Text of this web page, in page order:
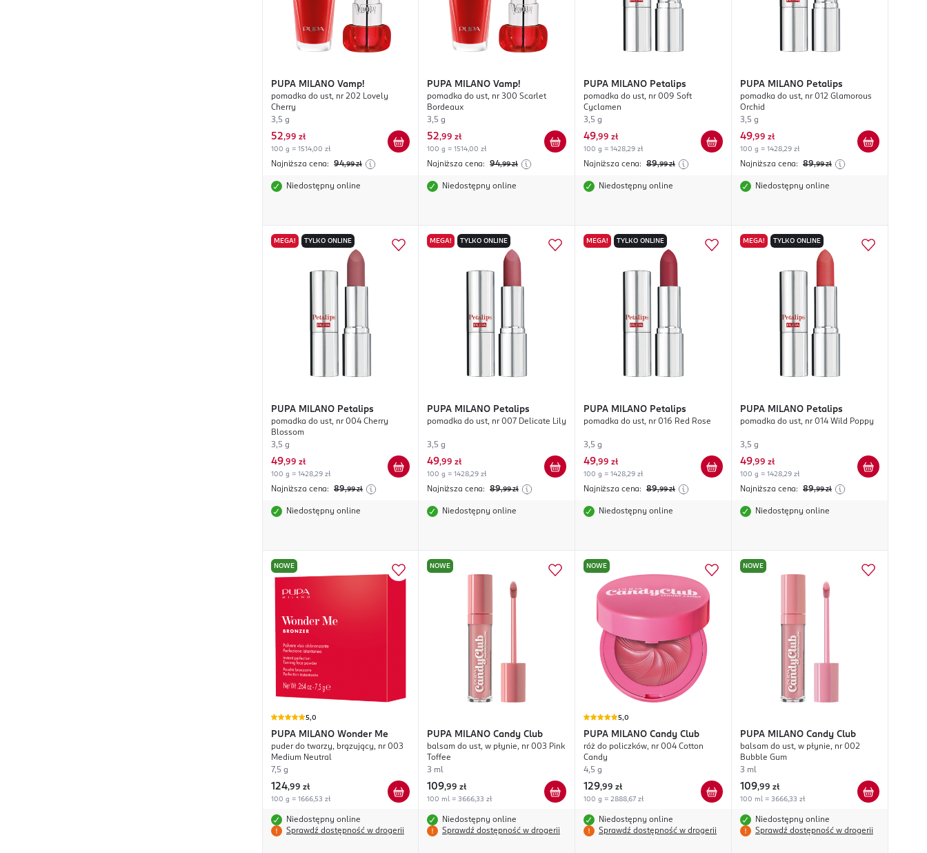
PUPA MILANO Vamp!
pomadka do ust, nr 202 Lovely
Cherry
3,5 g
52,99 zł
100 g = 1514,00 zł
Najniższa cena: 94,99 zł
Niedostępny online
PUPA MILANO Vamp!
pomadka do ust, nr 300 Scarlet
Bordeaux
3,5 g
52,99 zł
100 g = 1514,00 zł
Najniższa cena: 94,99 zł
Niedostępny online
PUPA MILANO Petalips
pomadka do ust, nr 009 Soft
Cyclamen
3,5 g
49,99 zł
100 g = 1428,29 zł
Najniższa cena: 89,99 zł
Niedostępny online
PUPA MILANO Petalips
pomadka do ust, nr 012 Glamorous
Orchid
3,5 g
49,99 zł
100 g = 1428,29 zł
Najniższa cena: 89,99 zł
Niedostępny online
MEGA! TYLKO ONLINE
PUPA MILANO Petalips
pomadka do ust, nr 004 Cherry
Blossom
3,5 g
49,99 zł
100 g = 1428,29 zł
Najniższa cena: 89,99 zł
Niedostępny online
MEGA! TYLKO ONLINE
PUPA MILANO Petalips
pomadka do ust, nr 007 Delicate Lily
3,5 g
49,99 zł
100 g = 1428,29 zł
Najniższa cena: 89,99 zł
Niedostępny online
MEGA! TYLKO ONLINE
PUPA MILANO Petalips
pomadka do ust, nr 016 Red Rose
3,5 g
49,99 zł
100 g = 1428,29 zł
Najniższa cena: 89,99 zł
Niedostępny online
MEGA! TYLKO ONLINE
PUPA MILANO Petalips
pomadka do ust, nr 014 Wild Poppy
3,5 g
49,99 zł
100 g = 1428,29 zł
Najniższa cena: 89,99 zł
Niedostępny online
NOWE
5,0
PUPA MILANO Wonder Me
puder do twarzy, brązujący, nr 003
Medium Neutral
7,5 g
124,99 zł
100 g = 1666,53 zł
Niedostępny online
Sprawdź dostępność w drogerii
NOWE
PUPA MILANO Candy Club
balsam do ust, w płynie, nr 003 Pink
Toffee
3 ml
109,99 zł
100 ml = 3666,33 zł
Niedostępny online
Sprawdź dostępność w drogerii
NOWE
5,0
PUPA MILANO Candy Club
róż do policzków, nr 004 Cotton
Candy
4,5 g
129,99 zł
100 g = 2888,67 zł
Niedostępny online
Sprawdź dostępność w drogerii
NOWE
PUPA MILANO Candy Club
balsam do ust, w płynie, nr 002
Bubble Gum
3 ml
109,99 zł
100 ml = 3666,33 zł
Niedostępny online
Sprawdź dostępność w drogerii